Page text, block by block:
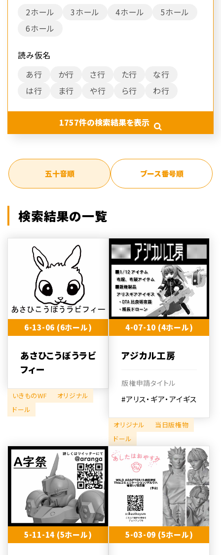
2ホール
3ホール 4ホール
5ホール
6ホール
読み仮名
あ行
か行 さ行 た行
な行
は行
ま行 や行 ら行 わ行
1757件の検索結果を表示
五十音順 ブース番号順
検索結果の一覧
6-13-06 (6ホール)
あさひこうぼうラビ
フィー
いきものWF
オリジナル
ドール
4-07-10 (4ホール)
アジカル工房
版権申請タイトル
#アリス・ギア・アイギス
オリジナル
当日版権物
ドール
5-11-14 (5ホール) 5-03-09 (5ホール)